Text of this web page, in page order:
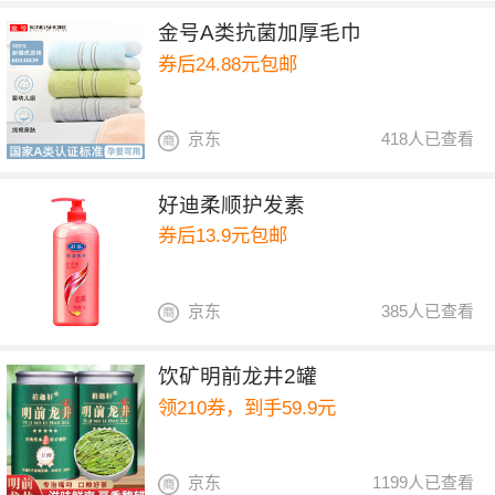
金号A类抗菌加厚毛巾
券后24.88元包邮
418人已查看
京东
好迪柔顺护发素
券后13.9元包邮
385人已查看
京东
饮矿明前龙井2罐
领210券，到手59.9元
1199人已查看
京东